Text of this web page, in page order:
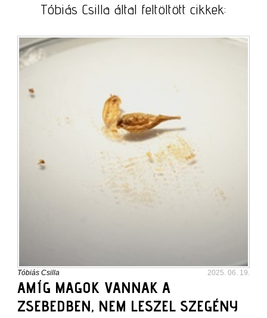
Tóbiás Csilla által feltöltött cikkek:
Tóbiás Csilla 2025. 06. 19.
AMÍG MAGOK VANNAK A
ZSEBEDBEN, NEM LESZEL SZEGÉNY